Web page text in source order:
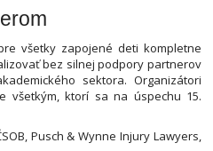
všetky zapojené deti kompletne
bez silnej podpory partnerov
sektora. Organizátori
všetkým, ktorí sa na úspechu 15.
Pusch & Wynne Injury Lawyers,